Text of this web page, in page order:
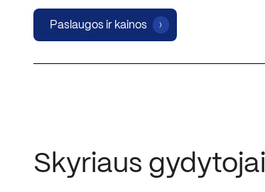
Paslaugos ir kainos
Skyriaus gydytojai